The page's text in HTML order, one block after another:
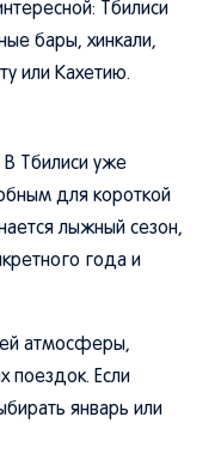
Тбилиси
бары, хинкали,
или Кахетию.
В Тбилиси уже
для короткой
лыжный сезон,
года и
атмосферы,
поездок. Если
январь или